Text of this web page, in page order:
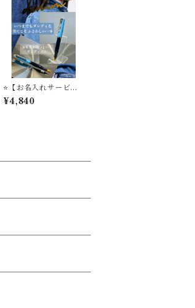
⭐️【お名入れサービ
ス】父の日ギフト 万年
筆は 店主のおすすめ
¥4,840